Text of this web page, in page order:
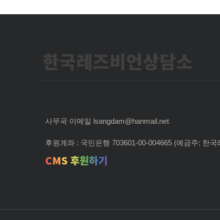
한국레즈비언상담소
사무국 이메일 lsangdam@hanmail.net
후원계좌 : 국민은행 703601-00-004665 (예금주: 한국
CMS 후원하기